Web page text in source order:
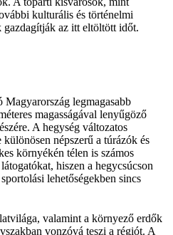
kulturális és történelmi
az itt eltöltött időt.
Magyarország legmagasabb
magasságával lenyűgöző
A hegység változatos
népszerű a túrázók és
környékén télen is számos
hiszen a hegycsúcson
lehetőségekben sincs
valamint a környező erdők
vonzóvá teszi a régiót. A